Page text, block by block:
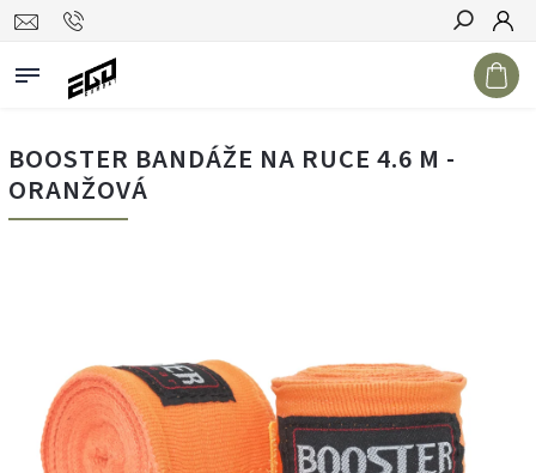
Hledat
BOOSTER BANDÁŽE NA RUCE 4.6 M -
ORANŽOVÁ